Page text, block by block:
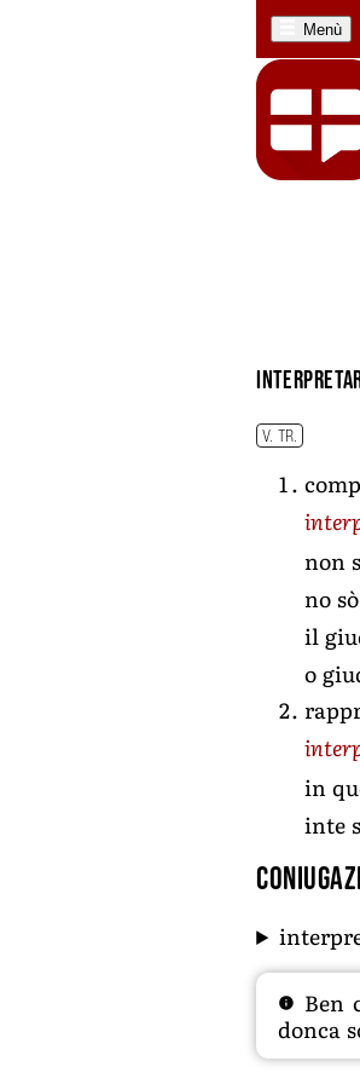
Menù
V. TR.
non
no
il
o
in
inte
Ben
donca